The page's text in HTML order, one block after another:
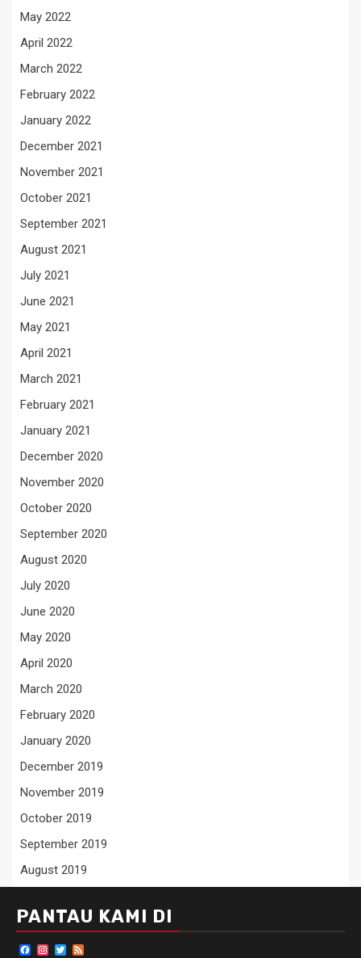
May 2022
April 2022
March 2022
February 2022
January 2022
December 2021
November 2021
October 2021
September 2021
August 2021
July 2021
June 2021
May 2021
April 2021
March 2021
February 2021
January 2021
December 2020
November 2020
October 2020
September 2020
August 2020
July 2020
June 2020
May 2020
April 2020
March 2020
February 2020
January 2020
December 2019
November 2019
October 2019
September 2019
August 2019
PANTAU KAMI DI
Facebook
Instagram
Twitter